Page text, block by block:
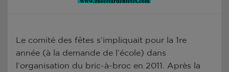
Le comité des fêtes s’impliquait pour la 1re
année (à la demande de l’école) dans
l’organisation du bric-à-broc en 2011. Après la